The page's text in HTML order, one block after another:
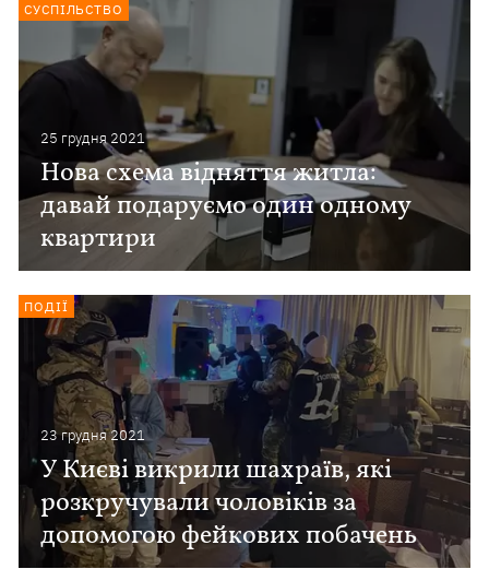
25 грудня 2021
Нова схема відняття житла:
давай подаруємо один одному
квартири
СУСПІЛЬСТВО
23 грудня 2021
У Києві викрили шахраїв, які
розкручували чоловіків за
допомогою фейкових побачень
ПОДІЇ